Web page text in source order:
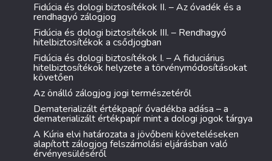
Fidúcia és dologi biztosítékok II. – Az óvadék és a
rendhagyó zálogjog
Fidúcia és dologi biztosítékok III. – Rendhagyó
hitelbiztosítékok a csődjogban
Fidúcia és dologi biztosítékok I. – A fiduciárius
hitelbiztosítékok helyzete a törvénymódosításokat
követően
Az önálló zálogjog jogi természetéről
Dematerializált értékpapír óvadékba adása – a
dematerializált értékpapír mint a dologi jogok tárgya
A Kúria elvi határozata a jövőbeni követeléseken
alapított zálogjog felszámolási eljárásban való
érvényesüléséről